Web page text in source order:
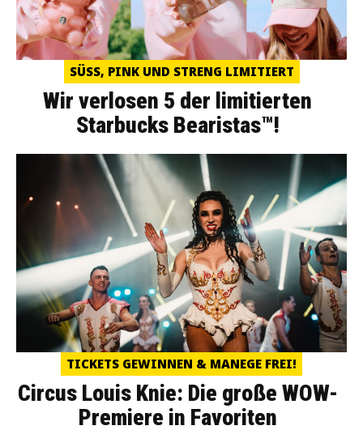
SÜSS, PINK UND STRENG LIMITIERT
Wir verlosen 5 der limitierten
Starbucks Bearistas™!
TICKETS GEWINNEN & MANEGE FREI!
Circus Louis Knie: Die große WOW-
Premiere in Favoriten